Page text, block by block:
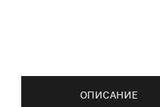
ОПИСАНИЕ